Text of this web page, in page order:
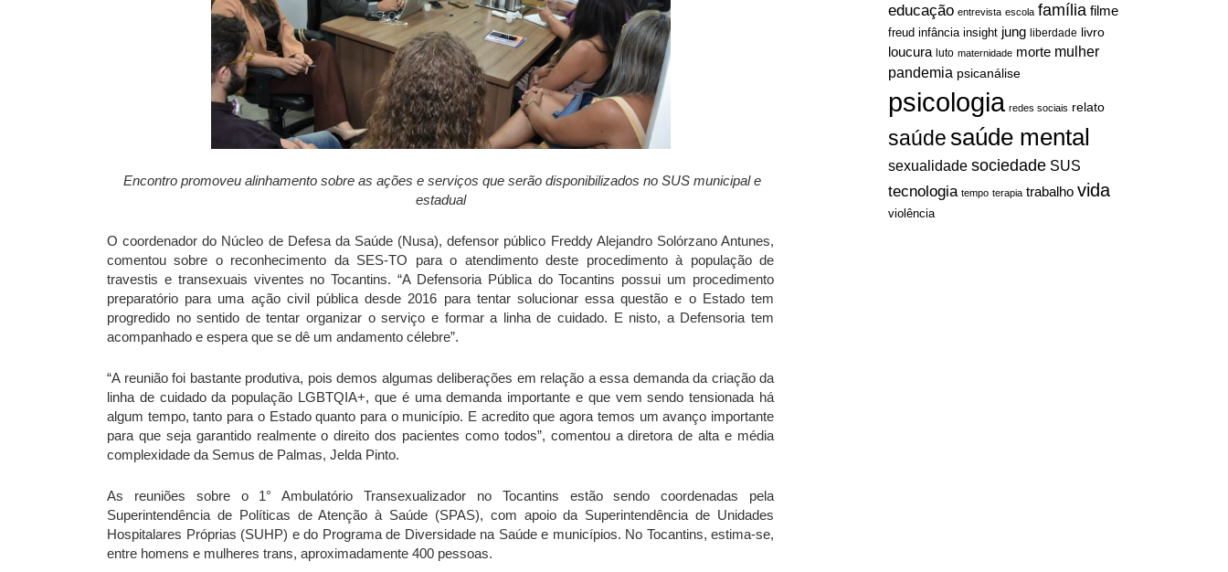
educação entrevista escola família filme
freud infância insight jung liberdade livro
loucura luto maternidade morte mulher
pandemia psicanálise
psicologia redes sociais relato
saúdesaúde mental
sexualidade sociedade SUS
tecnologia tempo terapia trabalho vida
violência
Encontro promoveu alinhamento sobre as ações e serviços que serão disponibilizados no SUS municipal e
estadual
O coordenador do Núcleo de Defesa da Saúde (Nusa), defensor público Freddy Alejandro Solórzano Antunes,
comentou sobre o reconhecimento da SES-TO para o atendimento deste procedimento à população de
travestis e transexuais viventes no Tocantins. “A Defensoria Pública do Tocantins possui um procedimento
preparatório para uma ação civil pública desde 2016 para tentar solucionar essa questão e o Estado tem
progredido no sentido de tentar organizar o serviço e formar a linha de cuidado. E nisto, a Defensoria tem
acompanhado e espera que se dê um andamento célebre”.
“A reunião foi bastante produtiva, pois demos algumas deliberações em relação a essa demanda da criação da
linha de cuidado da população LGBTQIA+, que é uma demanda importante e que vem sendo tensionada há
algum tempo, tanto para o Estado quanto para o município. E acredito que agora temos um avanço importante
para que seja garantido realmente o direito dos pacientes como todos”, comentou a diretora de alta e média
complexidade da Semus de Palmas, Jelda Pinto.
As reuniões sobre o 1° Ambulatório Transexualizador no Tocantins estão sendo coordenadas pela
Superintendência de Políticas de Atenção à Saúde (SPAS), com apoio da Superintendência de Unidades
Hospitalares Próprias (SUHP) e do Programa de Diversidade na Saúde e municípios. No Tocantins, estima-se,
entre homens e mulheres trans, aproximadamente 400 pessoas.